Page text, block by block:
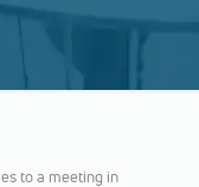
to a meeting in